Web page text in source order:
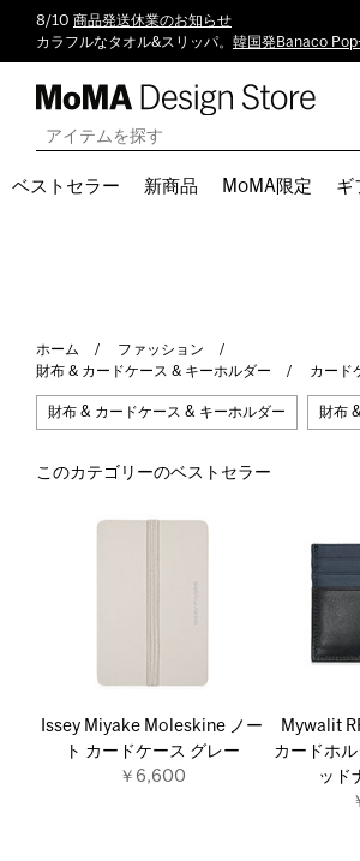
8/10 商品発送休業のお知らせ
カラフルなタオル&スリッパ。 韓国発Banaco
ベストセラー 新商品 MoMA限定 ギ
ホーム
ファッション
財布 & カードケース & キーホルダー
カード
財布 & カードケース & キーホルダー 財布
このカテゴリーのベストセラー
Issey Miyake Moleskine ノー
ト カードケース グレー
￥6,600
Mywalit
カードホ
ッド